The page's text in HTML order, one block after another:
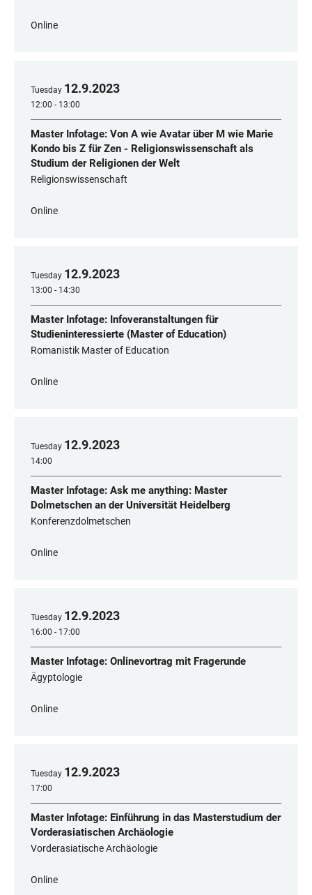
Online
Tuesday 12.9.2023
12:00 - 13:00
Master Infotage: Von A wie Avatar über M wie Marie
Kondo bis Z für Zen - Religionswissenschaft als
Studium der Religionen der Welt
Religionswissenschaft
Online
Tuesday 12.9.2023
13:00 - 14:30
Master Infotage: Infoveranstaltungen für
Studieninteressierte (Master of Education)
Romanistik Master of Education
Online
Tuesday 12.9.2023
14:00
Master Infotage: Ask me anything: Master
Dolmetschen an der Universität Heidelberg
Konferenzdolmetschen
Online
Tuesday 12.9.2023
16:00 - 17:00
Master Infotage: Onlinevortrag mit Fragerunde
Ägyptologie
Online
Tuesday 12.9.2023
17:00
Master Infotage: Einführung in das Masterstudium der
Vorderasiatischen Archäologie
Vorderasiatische Archäologie
Online